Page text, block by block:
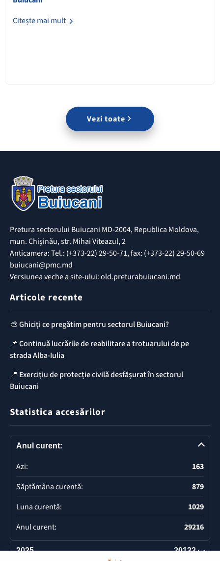
Citește mai mult
Vezi toate
Pretura sectorului Buiucani MD-2004, Republica Moldova,
mun. Chișinău, str. Mihai Viteazul, 2
Anticamera: Tel.: (+373-22) 29-50-71, fax: (+373-22) 29-50-69
buiucani@pmc.md
Versiunea veche a site-ului: old.preturabuiucani.md
Articole recente
🎨 Ghiciți ce pregătim pentru sectorul Buiucani?
📌 Continuă lucrările de reabilitare a trotuarului de pe
strada Alba-Iulia
📍 Exercițiu de protecție civilă desfășurat în sectorul
Buiucani
Statistica accesărilor
Anul curent:
Azi:
163
Săptămâna curentă:
879
Luna curentă:
1029
Anul curent:
29216
2025 20132